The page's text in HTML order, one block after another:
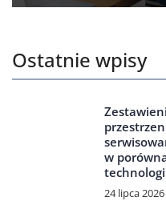
Ostatnie wpisy
w
24 lipca 2026